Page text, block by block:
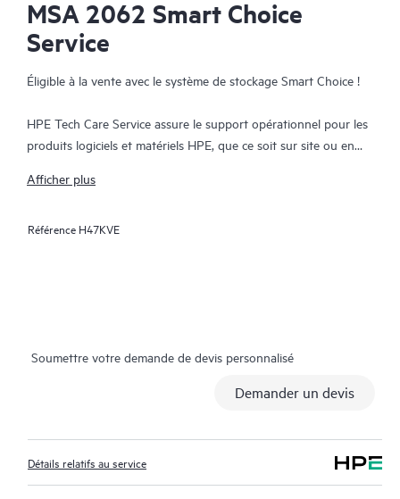
MSA 2062 Smart Choice
Service
Éligible à la vente avec le système de stockage Smart Choice !
HPE Tech Care Service assure le support opérationnel pour les
produits logiciels et matériels HPE, que ce soit sur site ou en
informatiques de se concentrer sur leur cœur de métier avec
actions réactives de résolution des problèmes. Ce service offre
aux questions de triage chronophages, et ils reçoivent des
produits. De plus, le service comprend l’accès à un portail de
gestion des actifs, des outils en libre-service et des ressources
de connaissances dûment sélectionnées.
Afficher plus
Référence H47KVE
Soumettre votre demande de devis personnalisé
Demander un devis
Détails relatifs au service